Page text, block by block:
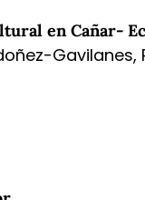
en Cañar-
Gavilanes,